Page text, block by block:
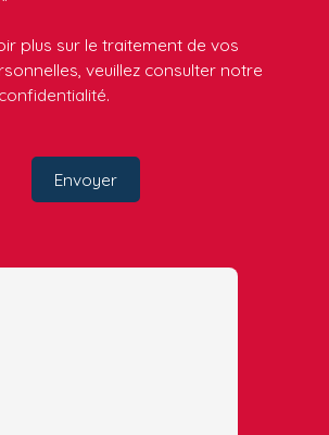
plus sur le traitement de vos
veuillez consulter notre
.
Envoyer